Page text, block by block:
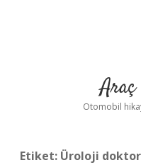
Araç
Otomobil
Etiket: Üroloji